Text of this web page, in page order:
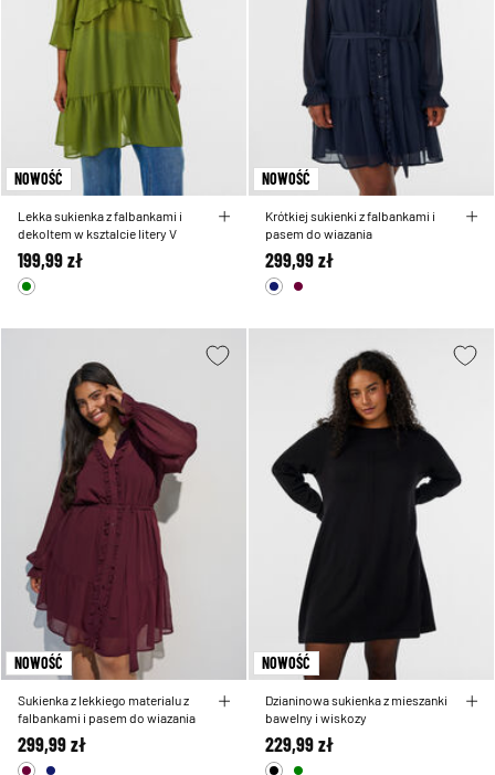
NOWOŚĆ
Lekka sukienka z falbankami i
dekoltem w ksztalcie litery V
199,99 zł
NOWOŚĆ
Krótkiej sukienki z falbankami i
pasem do wiazania
299,99 zł
NOWOŚĆ
Sukienka z lekkiego materialu z
falbankami i pasem do wiazania
299,99 zł
NOWOŚĆ
Dzianinowa sukienka z mieszanki
bawelny i wiskozy
229,99 zł